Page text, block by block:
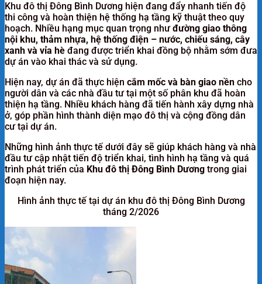
Khu đô thị Đông Bình Dương hiện đang đẩy nhanh tiến độ
thi công và hoàn thiện hệ thống hạ tầng kỹ thuật theo quy
hoạch. Nhiều hạng mục quan trọng nhưđường giao thông
nội khu, thảm nhựa, hệ thống điện – nước, chiếu sáng, cây
xanh và vỉa hè đang được triển khai đồng bộ nhằm sớm đưa
dự án vào khai thác và sử dụng.
Hiện nay, dự án đã thực hiện cắm mốc và bàn giao nền cho
người dân và các nhà đầu tư tại một số phân khu đã hoàn
thiện hạ tầng. Nhiều khách hàng đã tiến hành xây dựng nhà
ở, góp phần hình thành diện mạo đô thị và cộng đồng dân
cư tại dự án.
Những hình ảnh thực tế dưới đây sẽ giúp khách hàng và nhà
đầu tư cập nhật tiến độ triển khai, tình hình hạ tầng và quá
trình phát triển của Khu đô thị Đông Bình Dương trong giai
đoạn hiện nay.
Hình ảnh thực tế tại dự án khu đô thị Đông Bình Dương
tháng 2/2026